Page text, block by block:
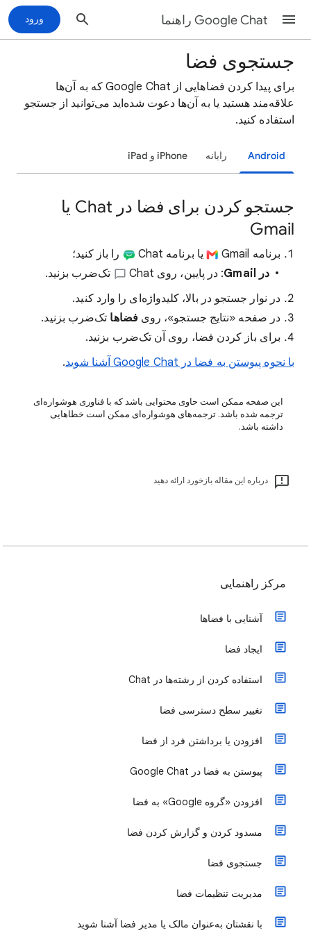
Google Chat راهنما ورود
جستجوی فضا
برای پیدا کردن فضاهایی از Google Chat که به آن‌ها
علاقه‌مند هستید یا به آن‌ها دعوت شده‌اید می‌توانید از جستجو
استفاده کنید.
Android رایانه ‫iPhone و iPad
جستجو کردن برای فضا در Chat یا
Gmail
برنامه Gmail یا برنامه Chat
را باز کنید؛
در Gmail
: در پایین، روی Chat
تک‌ضرب بزنید.
در نوار جستجو در بالا، کلیدواژه‌ای را وارد کنید.
در صفحه «نتایج جستجو»، رویفضاها تک‌ضرب بزنید.
برای باز کردن فضا، روی آن تک‌ضرب بزنید.
با نحوه پیوستن به فضا در Google Chat آشنا شوید
.
این صفحه ممکن است حاوی محتوایی باشد که با فناوری هوشواره‌ای
ترجمه شده باشد. ترجمه‌های هوشواره‌ای ممکن است خطاهایی
داشته باشد.
درباره این مقاله بازخورد ارائه دهید
مرکز راهنمایی
آشنایی با فضاها
ایجاد فضا
استفاده کردن از رشته‌ها در Chat
تغییر سطح دسترسی فضا
افزودن یا برداشتن فرد از فضا
پیوستن به فضا در Google Chat
افزودن «گروه Google» به فضا
مسدود کردن و گزارش کردن فضا
جستجوی فضا
مدیریت تنظیمات فضا
با نقشتان به‌عنوان مالک یا مدیر فضا آشنا شوید